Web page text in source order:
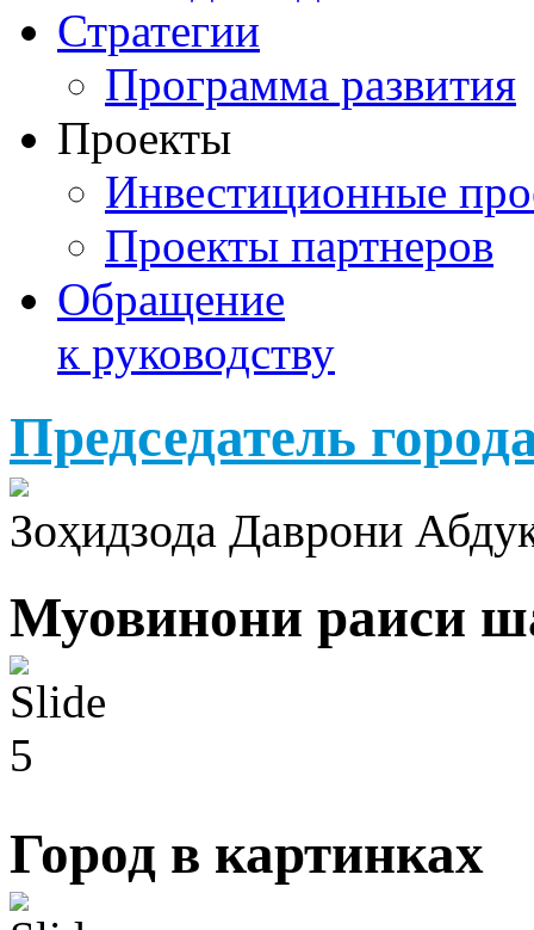
Стратегии
Программа развития
Проекты
Инвестиционные
Проекты партнеров
Обращение
к руководству
Председатель
Зоҳидзода Даврони
Муовинони раиси
Город в картинках